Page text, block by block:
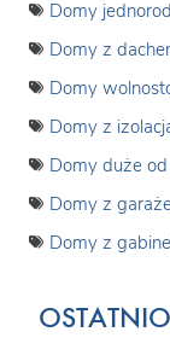
Domy
Domy z
Domy
Domy z
Domy duże
Domy z
Domy z